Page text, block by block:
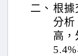
二、 根據
分析
高，